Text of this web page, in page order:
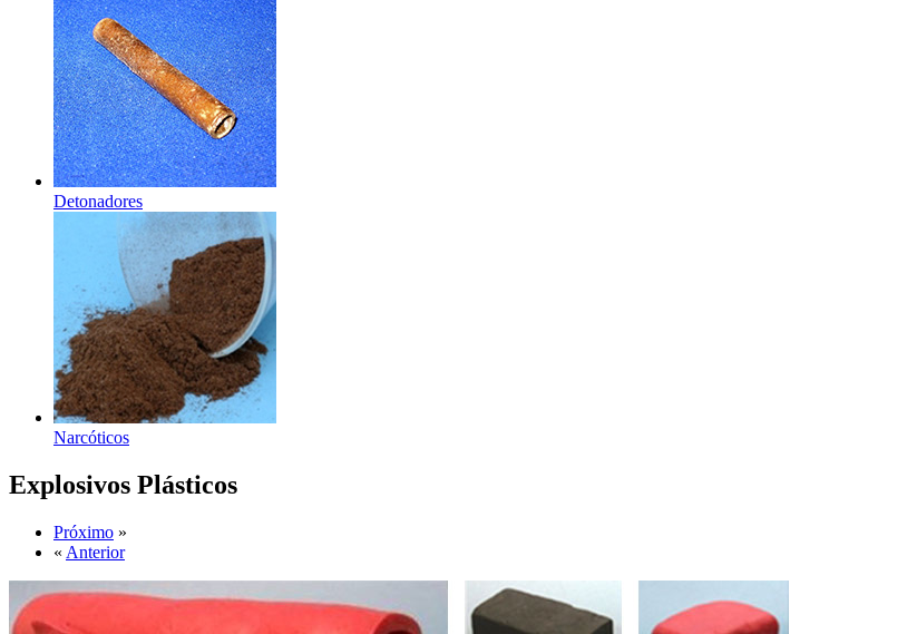
Detonadores
Narcóticos
Explosivos Plásticos
Próximo »
« Anterior